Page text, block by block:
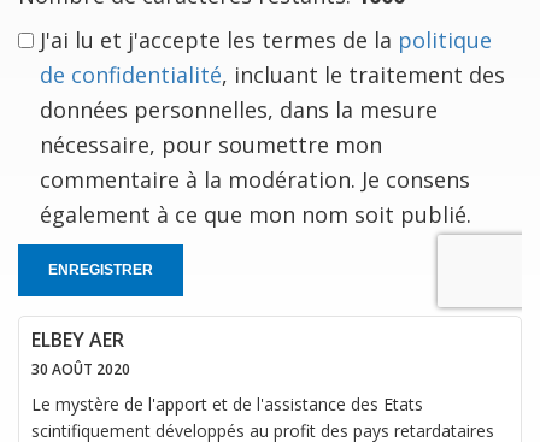
J'ai lu et j'accepte les termes de la politique
de confidentialité, incluant le traitement des
données personnelles, dans la mesure
nécessaire, pour soumettre mon
commentaire à la modération. Je consens
également à ce que mon nom soit publié.
ENREGISTRER
ELBEY AER
30 AOÛT 2020
Le mystère de l'apport et de l'assistance des Etats
scintifiquement développés au profit des pays retardataires